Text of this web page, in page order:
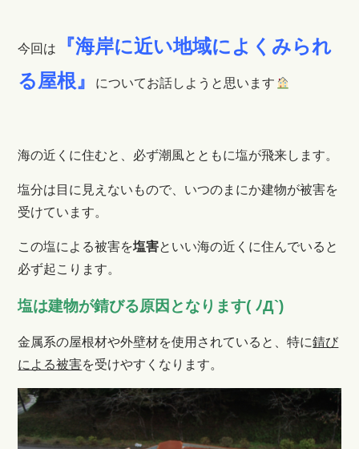
今回は
『海岸に近い地域によくみられ
る屋根』
についてお話しようと思います
海の近くに住むと、必ず潮風とともに塩が飛来します。
塩分は目に見えないもので、 いつのまにか建物が被害を
受けています。
この塩による被害を塩害といい海の近くに住んでいると
必ず起こります。
塩は建物が錆びる原因となります( ﾉД`)
金属系の屋根材や外壁材を使用されていると、特に錆び
による被害を受けやすくなります。